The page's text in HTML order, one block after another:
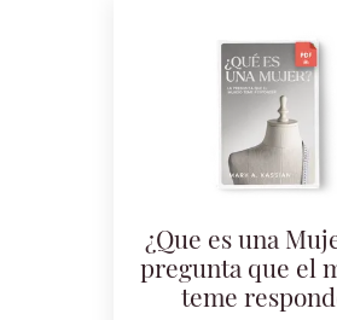
¿Que es una
pregunta que el
teme